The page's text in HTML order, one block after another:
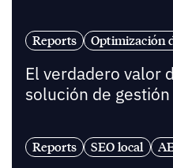
Reports Optimización
El verdadero valor
solución de
Reports SEO local